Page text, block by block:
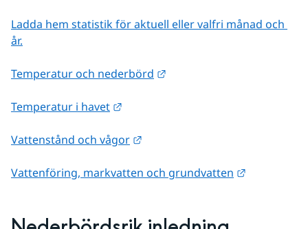
Ladda hem statistik för aktuell eller valfri månad och
år.
Temperatur och nederbörd
Temperatur i havet
Vattenstånd och vågor
Vattenföring, markvatten och grundvatten